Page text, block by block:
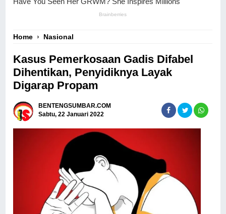
Home › Nasional
Kasus Pemerkosaan Gadis Difabel
Dihentikan, Penyidiknya Layak
Digarap Propam
BENTENGSUMBAR.COM
Sabtu, 22 Januari 2022